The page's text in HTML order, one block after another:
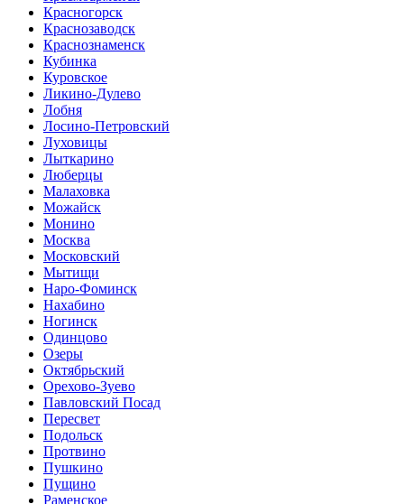
Красногорск
Краснозаводск
Краснознаменск
Кубинка
Куровское
Ликино-Дулево
Лобня
Лосино-Петровский
Луховицы
Лыткарино
Люберцы
Малаховка
Можайск
Монино
Москва
Московский
Мытищи
Наро-Фоминск
Нахабино
Ногинск
Одинцово
Озеры
Октябрьский
Орехово-Зуево
Павловский Посад
Пересвет
Подольск
Протвино
Пушкино
Пущино
Раменское